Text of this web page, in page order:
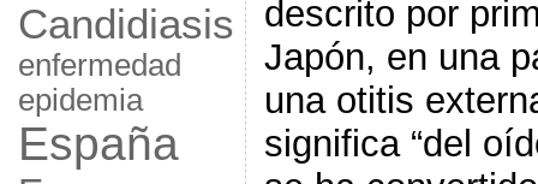
Candidiasis
enfermedad
epidemia
España
descrito por
Japón, en una
una otitis
significa “del